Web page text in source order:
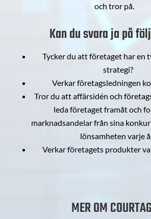
och tror på.
Kan du svara ja på
Tycker du att företaget har en
strategi?
Verkar företagsledningen
Tror du att affärsidén och
leda företaget framåt och
marknadsandelar från sina
lönsamheten varje
Verkar företagets produkter
MER OM